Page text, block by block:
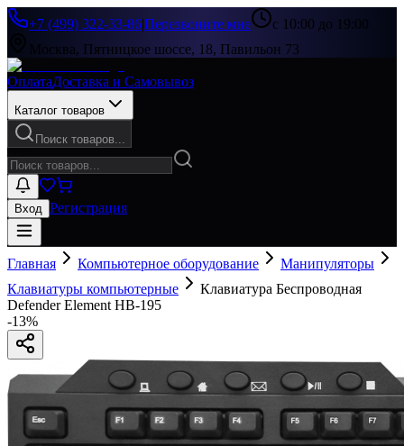
+7 (499) 322-33-86|Перезвоните мне
с 10:00 до 19:00
Москва, Пятницкое шоссе, 18, Павильон 73
ОплатаДоставка и Самовывоз
Каталог товаров
Поиск товаров...
Вход Регистрация
Главная Компьютерное оборудование
Манипуляторы
Клавиатуры компьютерные
Клавиатура Беспроводная
Defender Element HB-195
-13%